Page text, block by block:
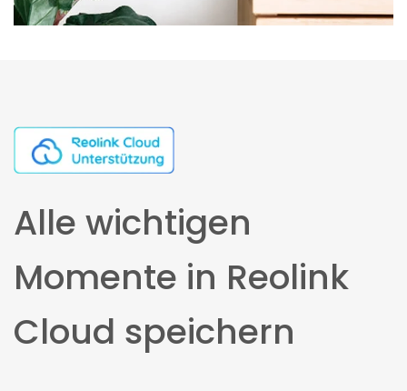
Alle wichtigen
Momente in Reolink
Cloud speichern